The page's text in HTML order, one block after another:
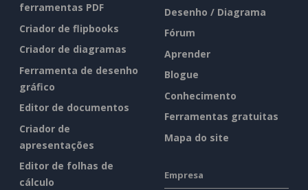
ferramentas PDF
Criador de flipbooks
Criador de diagramas
Ferramenta de desenho
gráfico
Editor de documentos
Criador de
apresentações
Editor de folhas de
cálculo
Desenho / Diagrama
Fórum
Aprender
Blogue
Conhecimento
Ferramentas gratuitas
Mapa do site
Empresa